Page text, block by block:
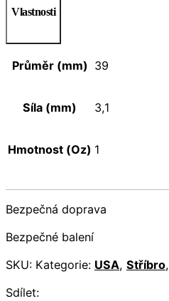
Vlastnosti
Průměr (mm) 39
Síla (mm) 3,1
Hmotnost (Oz) 1
Bezpečná doprava
Bezpečné balení
SKU: Kategorie: USA, Stříbro,
Sdílet: